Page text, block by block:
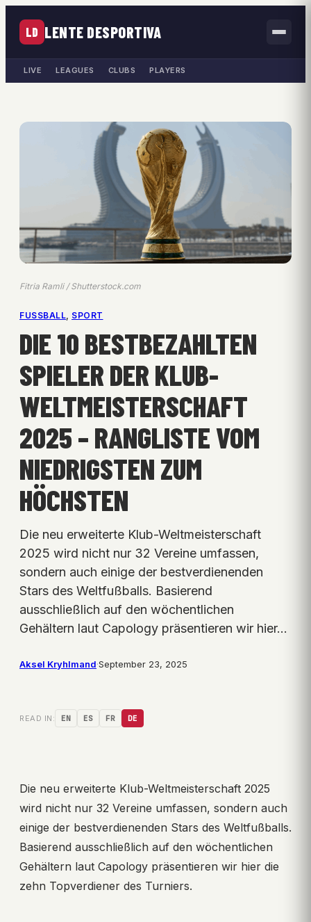
LD LENTE DESPORTIVA
LIVE LEAGUES CLUBS PLAYERS
Fitria Ramli / Shutterstock.com
FUSSBALL , SPORT
DIE 10 BESTBEZAHLTEN
SPIELER DER KLUB-
WELTMEISTERSCHAFT
2025 – RANGLISTE VOM
NIEDRIGSTEN ZUM
HÖCHSTEN
Die neu erweiterte Klub-Weltmeisterschaft
2025 wird nicht nur 32 Vereine umfassen,
sondern auch einige der bestverdienenden
Stars des Weltfußballs. Basierend
ausschließlich auf den wöchentlichen
Gehältern laut Capology präsentieren wir hier…
Aksel Kryhlmand·September 23, 2025
READ IN: EN ES FR DE
Die neu erweiterte Klub-Weltmeisterschaft 2025
wird nicht nur 32 Vereine umfassen, sondern auch
einige der bestverdienenden Stars des Weltfußballs.
Basierend ausschließlich auf den wöchentlichen
Gehältern laut Capology präsentieren wir hier die
zehn Topverdiener des Turniers.